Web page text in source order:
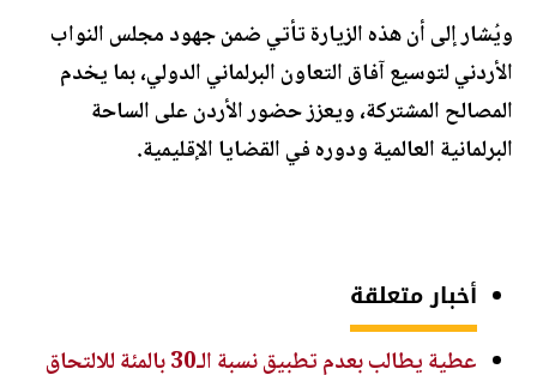
ويُشار إلى أن هذه الزيارة تأتي ضمن جهود مجلس النواب
الأردني لتوسيع آفاق التعاون البرلماني الدولي، بما يخدم
المصالح المشتركة، ويعزز حضور الأردن على الساحة
البرلمانية العالمية ودوره في القضايا الإقليمية.
أخبار متعلقة
عطية يطالب بعدم تطبيق نسبة الـ30 بالمئة للالتحاق